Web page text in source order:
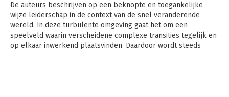
De auteurs beschrijven op een beknopte en toegankelijke
wijze leiderschap in de context van de snel veranderende
wereld. In deze turbulente omgeving gaat het om een
speelveld waarin verscheidene complexe transities tegelijk en
op elkaar inwerkend plaatsvinden. Daardoor wordt steeds